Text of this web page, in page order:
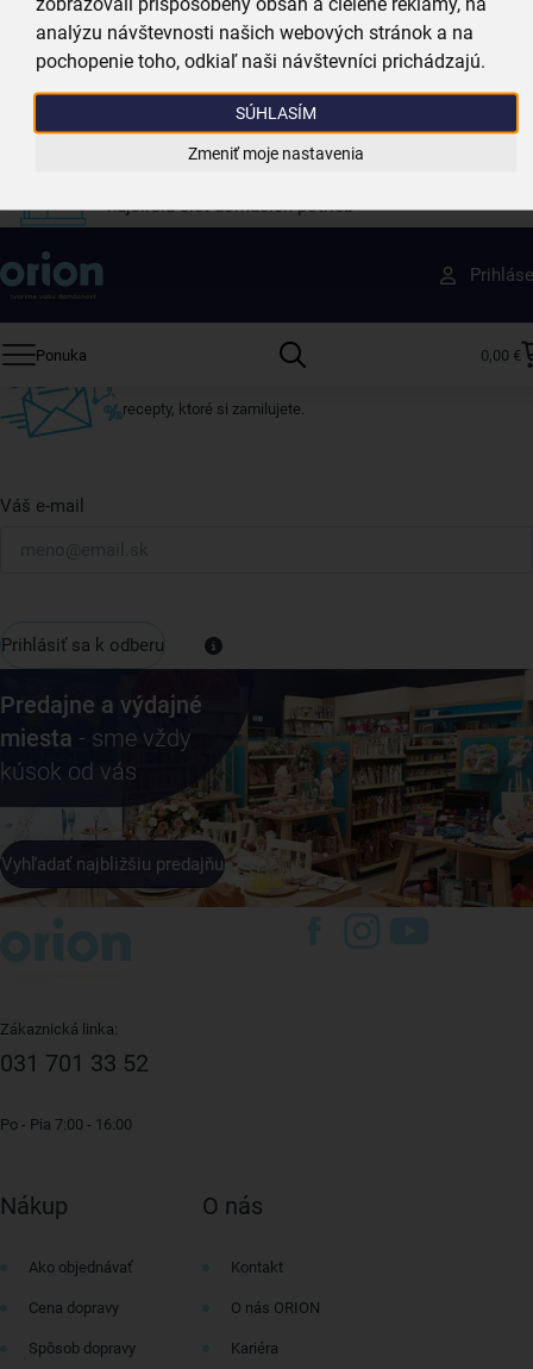
analýzu návštevnosti našich webových stránok a na
pochopenie toho, odkiaľ naši návštevníci prichádzajú.
SÚHLASÍM
Zmeniť moje nastavenia
máme skoro všetko skladom
Vždy si u nás vyberiete
4 000 kvalitných produktov
najširšia sieť domácich potrieb
Ponuka 0,00 €
Získajte rady, recepty a tipy na zľavy skôr ako
ktokoľvek iný
Prihláste sa k odberu nášho newslettera.
recepty, ktoré si zamilujete.
Váš e-mail
Prihlásiť sa k odberu
Predajne a výdajné
miesta - sme vždy
kúsok od vás
Vyhľadať najbližšiu predajňu
Zákaznická linka:
031 701 33 52
Po - Pia 7:00 - 16:00
Nákup
Ako objednávať
Cena dopravy
Spôsob dopravy
O nás
Kontakt
O nás ORION
Kariéra